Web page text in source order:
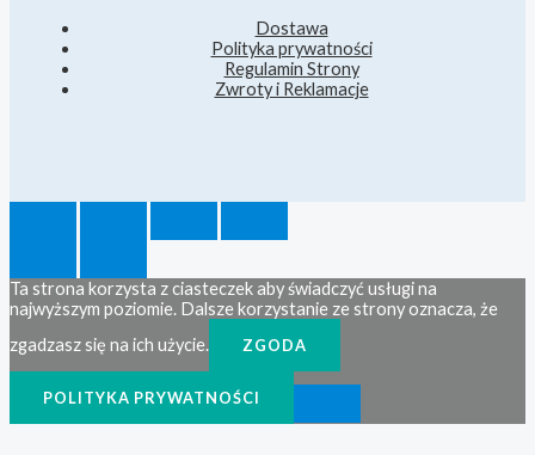
Dostawa
Polityka prywatności
Regulamin Strony
Zwroty i Reklamacje
Ta strona korzysta z ciasteczek aby świadczyć usługi na
najwyższym poziomie. Dalsze korzystanie ze strony oznacza, że
zgadzasz się na ich użycie.
ZGODA
POLITYKA PRYWATNOŚCI